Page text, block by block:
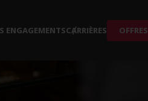
ENGAGEMENTS /
CARRIÈRES